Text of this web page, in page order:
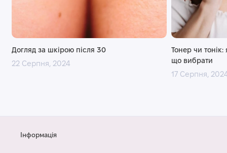
Догляд за шкірою після 30
22 Серпня, 2024
Тонер чи
що вибрати
17 Серпня,
Інформація